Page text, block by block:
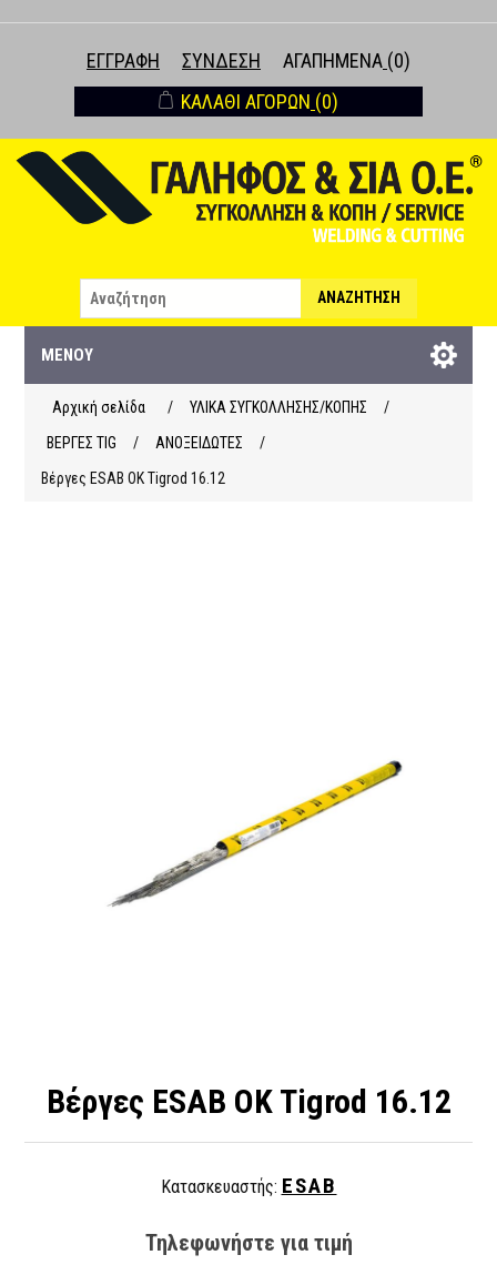
ΕΓΓΡΑΦΉ ΣΎΝΔΕΣΗ ΑΓΑΠΗΜΈΝΑ (0)
ΚΑΛΆΘΙ ΑΓΟΡΏΝ (0)
ΑΝΑΖΉΤΗΣΗ
ΜΕΝΟΎ
Αρχική σελίδα / ΥΛΙΚΑ ΣΥΓΚΟΛΛΗΣΗΣ/ΚΟΠΗΣ
/
ΒΕΡΓΕΣ ΤΙG
/ ΑΝΟΞΕΙΔΩΤΕΣ
/
Βέργες ESAB OK Tigrod 16.12
Βέργες ESAB OK Tigrod 16.12
Κατασκευαστής: ESAB
Τηλεφωνήστε για τιμή